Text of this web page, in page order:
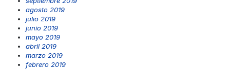
agosto 2019
julio 2019
junio 2019
mayo 2019
abril 2019
marzo 2019
febrero 2019